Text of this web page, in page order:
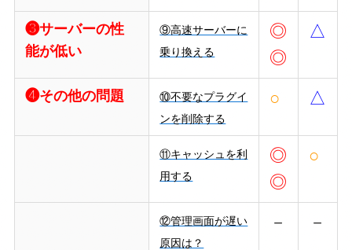
❸サーバーの性
能が低い
⑨高速サーバーに
乗り換える
◎
◎
△
❹その他の問題
⑩不要なプラグイ
ンを削除する
○ △
⑪キャッシュを利
用する
◎
◎
○
⑫管理画面が遅い
原因は？
－ －